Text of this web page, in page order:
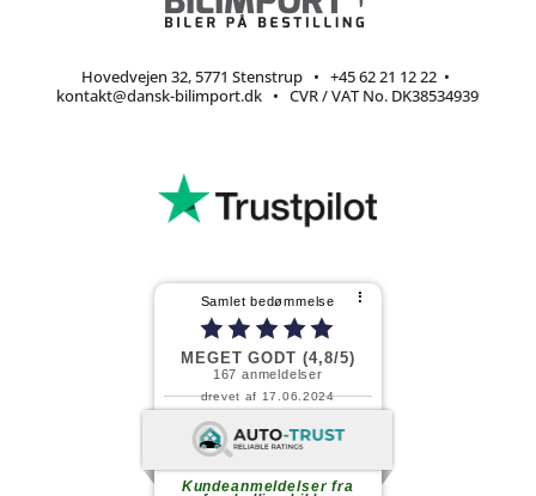
Hovedvejen 32, 5771 Stenstrup •+45 62 21 12 22 •
kontakt@dansk-bilimport.dk • CVR / VAT No. DK38534939
Samlet bedømmelse ⠇
MEGET GODT (4,8/5)
167anmeldelser
drevet af 17.06.2024
Kundeanmeldelser fra
Fortsæt med at læse